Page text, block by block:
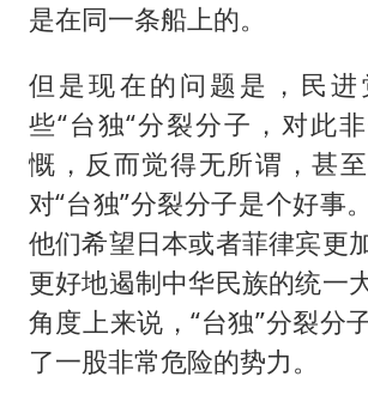
是在同一条船上的。
但是现在的问题是，民进
些“台独“分裂分子，对此
慨，反而觉得无所谓，甚
对“台独”分裂分子是个好事
他们希望日本或者菲律宾更
更好地遏制中华民族的统一
角度上来说，“台独”分裂分
了一股非常危险的势力。